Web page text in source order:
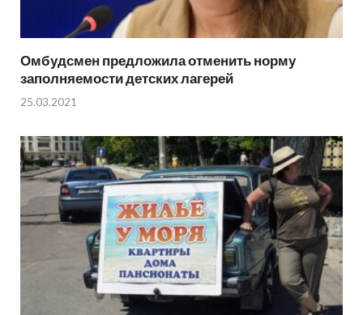
Омбудсмен предложила отменить норму
заполняемости детских лагерей
25.03.2021